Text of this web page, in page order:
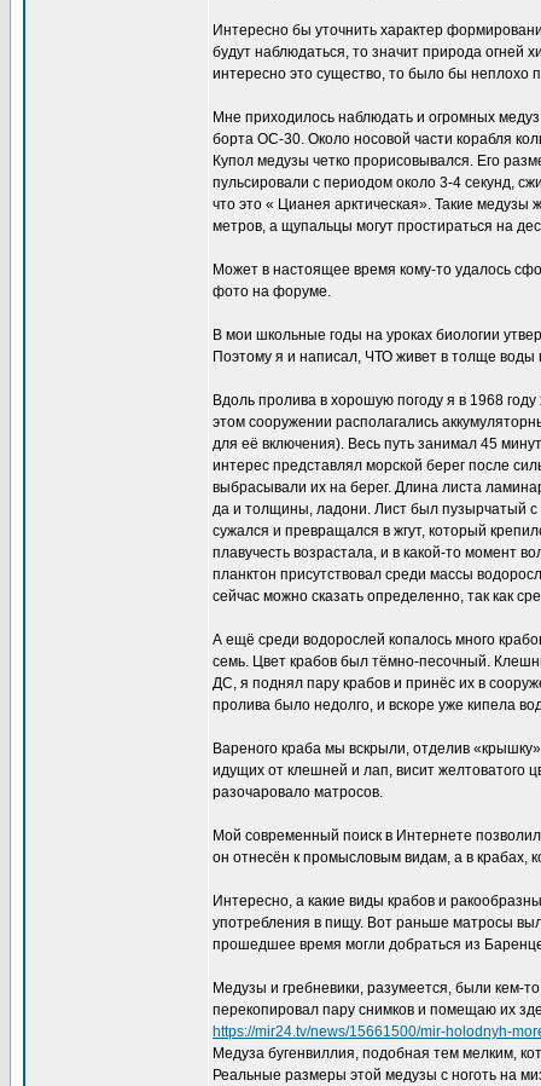
Интересно бы уточнить характер
будут наблюдаться, то значит природа
интересно это существо, то было бы неплохо
Мне приходилось наблюдать и огромных
борта ОС-30. Около носовой части корабля
Купол медузы четко прорисовывался. Его
пульсировали с периодом около 3-4 секунд,
что это « Цианея арктическая». Такие медузы
метров, а щупальцы могут простираться на
Может в настоящее время кому-то удалось
фото на форуме.
В мои школьные годы на уроках биологии
Поэтому я и написал, ЧТО живет в толще
Вдоль пролива в хорошую погоду я в 1968
этом сооружении располагались
для её включения). Весь путь занимал 45
интерес представлял морской берег после
выбрасывали их на берег. Длина листа
да и толщины, ладони. Лист был пузырчатый с
сужался и превращался в жгут, который
плавучесть возрастала, и в какой-то момент
планктон присутствовал среди массы
сейчас можно сказать определенно, так как
А ещё среди водорослей копалось много
семь. Цвет крабов был тёмно-песочный.
ДС, я поднял пару крабов и принёс их в
пролива было недолго, и вскоре уже кипела
Вареного краба мы вскрыли, отделив
идущих от клешней и лап, висит желтоватого
разочаровало матросов.
Мой современный поиск в Интернете
он отнесён к промысловым видам, а в крабах,
Интересно, а какие виды крабов и
употребления в пищу. Вот раньше матросы
прошедшее время могли добраться из
Медузы и гребневики, разумеется, были кем-
перекопировал пару снимков и помещаю их
https://mir24.tv/news/15661500/mir-holodnyh-
Медуза бугенвиллия, подобная тем мелким,
Реальные размеры этой медузы с ноготь на